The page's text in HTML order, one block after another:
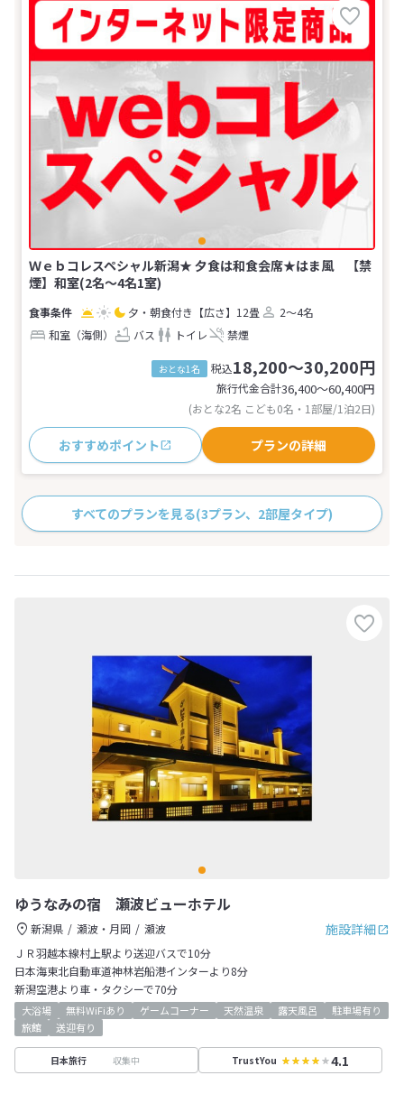
Ｗｅｂコレスペシャル新潟★ 夕食は和食会席★はま風 【禁
煙】和室(2名～4名1室)
夕・朝食付き 【広さ】12畳
2～4名
和室（海側）
バス トイレ 禁煙
おとな1名 税込18,200～30,200円
旅行代金合計36,400〜60,400円
(おとな2名 こども0名・1部屋/1泊2日)
おすすめポイント プランの詳細
すべてのプランを見る(3プラン、2部屋タイプ)
ゆうなみの宿 瀬波ビューホテル
施設詳細
新潟県 瀬波・月岡
瀬波
ＪＲ羽越本線村上駅より送迎バスで10分
日本海東北自動車道神林岩船港インターより8分
新潟空港より車・タクシーで70分
大浴場 無料WiFiあり ゲームコーナー 天然温泉 露天風呂
駐車場有り
旅館
送迎有り
日本旅行 収集中 TrustYou 4.1